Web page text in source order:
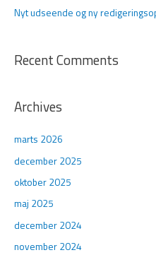
Nyt udseende og ny
Recent Comments
Archives
marts 2026
december 2025
oktober 2025
maj 2025
december 2024
november 2024